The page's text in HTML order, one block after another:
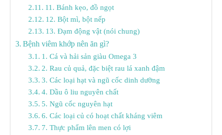
11. Bánh kẹo, đồ ngọt
12. Bột mì, bột nếp
13. Đạm động vật (nói chung)
Bệnh viêm khớp nên ăn gì?
1. Cá và hải sản giàu Omega 3
2. Rau củ quả, đặc biệt rau lá xanh đậm
3. Các loại hạt và ngũ cốc dinh dưỡng
4. Dầu ô liu nguyên chất
5. Ngũ cốc nguyên hạt
6. Các loại củ có hoạt chất kháng viêm
7. Thực phẩm lên men có lợi